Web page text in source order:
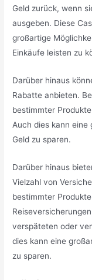
Geld zurück, wenn
ausgeben. Diese
großartige
Einkäufe leisten zu
Darüber hinaus
Rabatte anbieten.
bestimmter
Auch dies kann eine
Geld zu sparen.
Darüber hinaus
Vielzahl von
bestimmter
verspäteten oder
dies kann eine
zu sparen.